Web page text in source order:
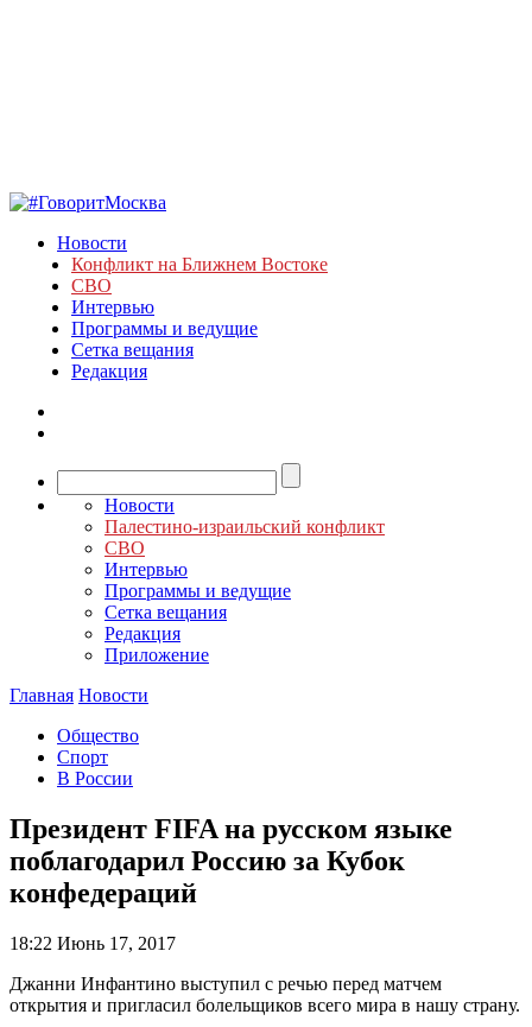
Новости
Конфликт на Ближнем Востоке
СВО
Интервью
Программы и ведущие
Сетка вещания
Редакция
Новости
Палестино-израильский конфликт
СВО
Интервью
Программы и ведущие
Сетка вещания
Редакция
Приложение
Главная Новости
Общество
Спорт
В России
Президент FIFA на русском языке
поблагодарил Россию за Кубок
конфедераций
18:22 Июнь 17, 2017
Джанни Инфантино выступил с речью перед матчем
открытия и пригласил болельщиков всего мира в нашу страну.